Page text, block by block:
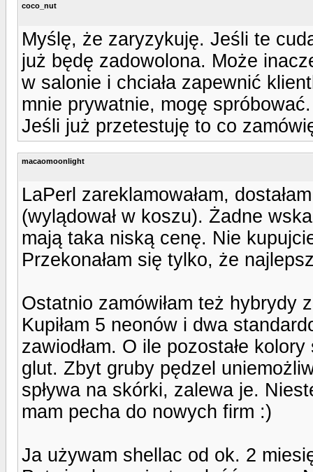
coco_nut
Myślę, że zaryzykuję. Jeśli te
już będę zadowolona. Może
w salonie i chciała zapewnić
mnie prywatnie, mogę
Jeśli już przetestuję to co
macaomoonlight
LaPerl zareklamowałam,
(wylądował w koszu). Żadne
mają taka niską cenę. Nie
Przekonałam się tylko, że
Ostatnio zamówiłam też hybrydy
Kupiłam 5 neonów i dwa
zawiodłam. O ile pozostałe
glut. Zbyt gruby pędzel
spływa na skórki, zalewa je.
mam pecha do nowych firm :)
Ja używam shellac od ok. 2